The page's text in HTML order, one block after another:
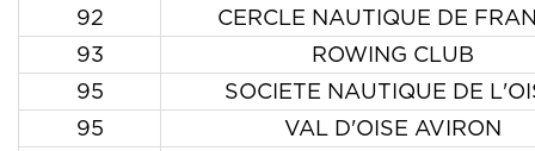
92
CERCLE NAUTIQUE DE
93
ROWING CLUB
95
SOCIETE NAUTIQUE DE
95
VAL D'OISE AVIRON